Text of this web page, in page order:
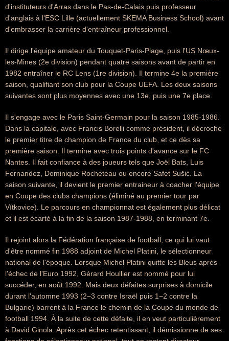
d'instituteurs d'Arras dans le Pas-de-Calais puis professeur
d'anglais à l'ESC Lille (actuellement SKEMA Business School) avant
d'embrasser la carrière d'entraîneur professionnel.
Il dirige l'équipe amateur du Touquet-Paris-Plage, puis l'US Nœux-
les-Mines (2e division) pendant quatre saisons avant de partir en
1982 entraîner le RC Lens (1re division). Il termine 4e la première
saison, qualifiant son club pour la Coupe UEFA. Les deux saisons
suivantes sont plus moyennes avec une 13e, puis une 7e place.
Il s'engage avec le Paris Saint-Germain pour la saison 1985-1986.
Dans la capitale, avec Francis Borelli comme président, il décroche
le premier titre de champion de France du club, et ce dès sa
première saison. Il termine avec trois points d'avance sur le FC
Nantes. Il fait confiance à des joueurs tels que Joël Bats, Luis
Fernandez, Dominique Rocheteau ou encore Safet Sušić. La
saison suivante, il devient le premier entraineur à coacher l'équipe
en Coupe des clubs champions (éliminé au premier tour par
Vítkovice). Le parcours en championnat est également plus délicat
et il est écarté à la fin de la saison 1987-1988, en terminant 7e.
Il rejoint alors la Fédération française de football, ce qui lui vaut
d'être nommé fin 1988 adjoint de Michel Platini, le sélectionneur
national de l'époque. Lorsque Michel Platini quitte les Bleus après
l'échec de l'Euro 1992, Gérard Houllier est nommé pour lui
succéder, en août 1992. Mais deux défaites surprises à domicile
durant l'automne 1993 (2−3 contre Israël puis 1−2 contre la
Bulgarie) barrent à la France le chemin de la Coupe du monde de
football 1994. À la suite de cette défaite, il en veut particulièrement
à David Ginola. Après cet échec retentissant, il démissionne de ses